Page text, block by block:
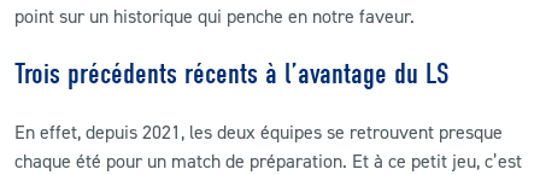
point sur un historique qui penche en notre faveur.
Trois précédents récents à l’avantage du LS
En effet, depuis 2021, les deux équipes se retrouvent presque
chaque été pour un match de préparation. Et à ce petit jeu, c’est